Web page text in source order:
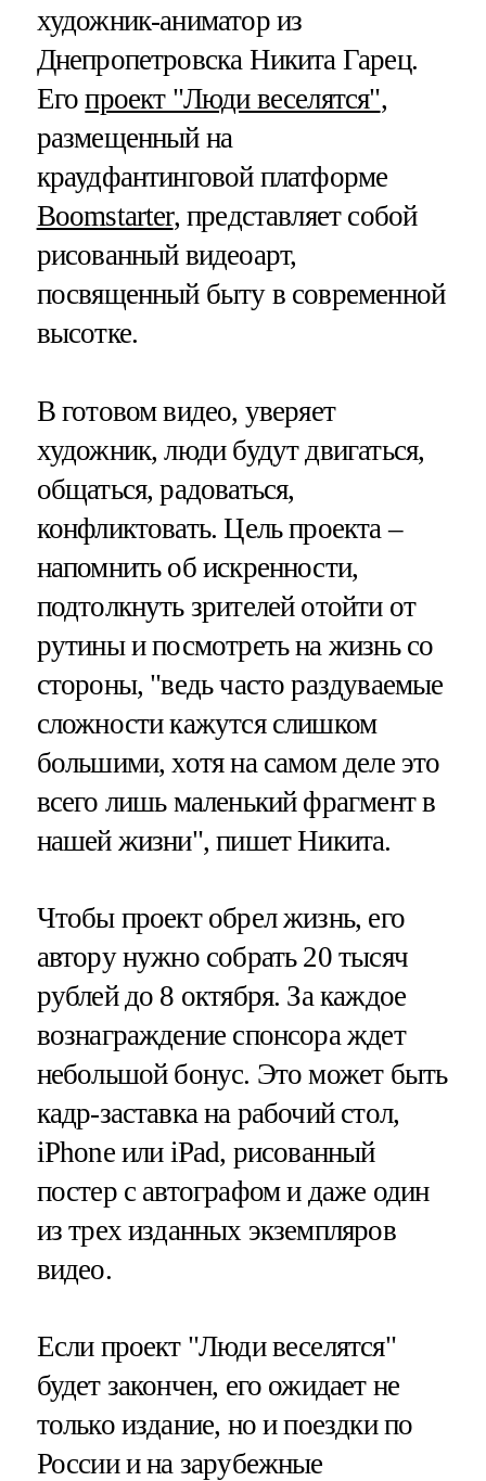
художник-аниматор из
Днепропетровска Никита Гарец.
Егопроект "Люди веселятся",
размещенный на
краудфантинговой платформе
Boomstarter, представляет собой
рисованный видеоарт,
посвященный быту в современной
высотке.
В готовом видео, уверяет
художник, люди будут двигаться,
общаться, радоваться,
конфликтовать. Цель проекта –
напомнить об искренности,
подтолкнуть зрителей отойти от
рутины и посмотреть на жизнь со
стороны, "ведь часто раздуваемые
сложности кажутся слишком
большими, хотя на самом деле это
всего лишь маленький фрагмент в
нашей жизни", пишет Никита.
Чтобы проект обрел жизнь, его
автору нужно собрать 20 тысяч
рублей до 8 октября. За каждое
вознаграждение спонсора ждет
небольшой бонус. Это может быть
кадр-заставка на рабочий стол,
iPhone или iPad, рисованный
постер с автографом и даже один
из трех изданных экземпляров
видео.
Если проект "Люди веселятся"
будет закончен, его ожидает не
только издание, но и поездки по
России и на зарубежные